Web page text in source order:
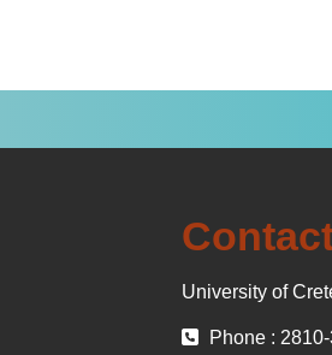
University of
Phone :